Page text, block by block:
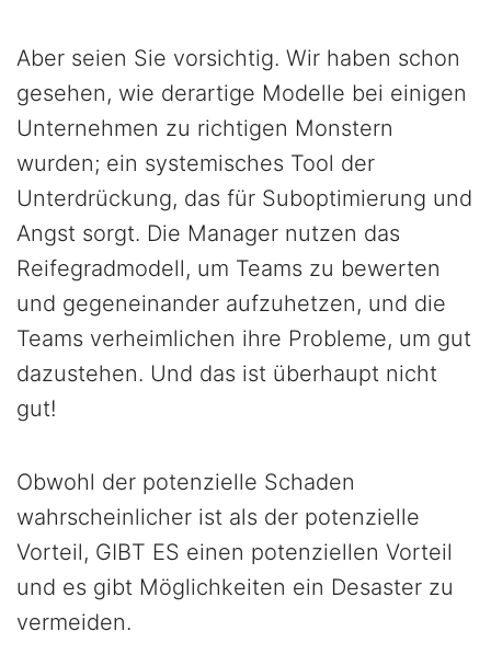
Aber seien Sie vorsichtig. Wir haben schon
gesehen, wie derartige Modelle bei einigen
Unternehmen zu richtigen Monstern
wurden; ein systemisches Tool der
Unterdrückung, das für Suboptimierung und
Angst sorgt. Die Manager nutzen das
Reifegradmodell, um Teams zu bewerten
und gegeneinander aufzuhetzen, und die
Teams verheimlichen ihre Probleme, um gut
dazustehen. Und das ist überhaupt nicht
gut!
Obwohl der potenzielle Schaden
wahrscheinlicher ist als der potenzielle
Vorteil, GIBT ES einen potenziellen Vorteil
und es gibt Möglichkeiten ein Desaster zu
vermeiden.